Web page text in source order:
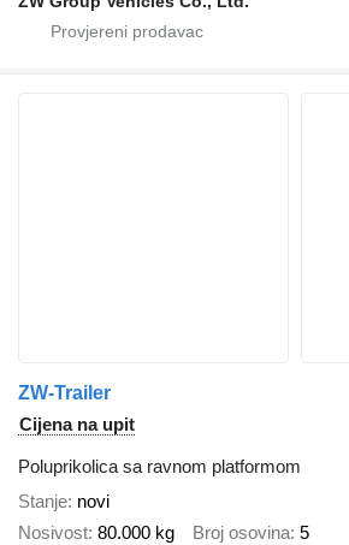
ZW-Trailer
Cijena na upit
Poluprikolica sa ravnom platformom
Stanje novi
Nosivost 80.000 kg Broj osovina 5